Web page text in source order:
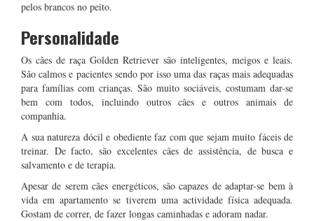
pelos brancos no peito.
Personalidade
Os cães de raça Golden Retriever são inteligentes, meigos e leais.
São calmos e pacientes sendo por isso uma das raças mais adequadas
para famílias com crianças. São muito sociáveis, costumam dar-se
bem com todos, incluindo outros cães e outros animais de
companhia.
A sua natureza dócil e obediente faz com que sejam muito fáceis de
treinar. De facto, são excelentes cães de assistência, de busca e
salvamento e de terapia.
Apesar de serem cães energéticos, são capazes de adaptar-se bem à
vida em apartamento se tiverem uma actividade física adequada.
Gostam de correr, de fazer longas caminhadas e adoram nadar.